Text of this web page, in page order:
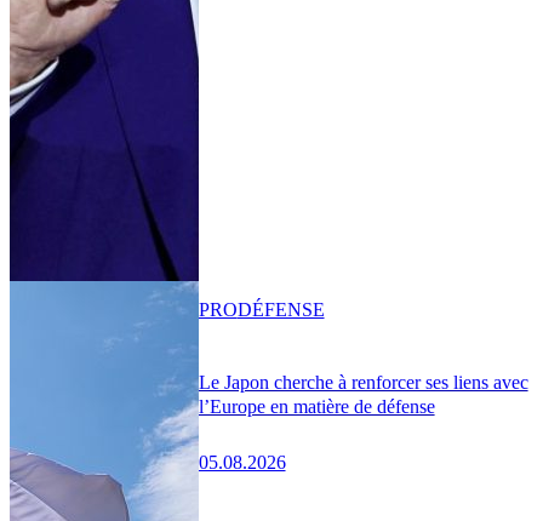
Le Japon cherche à renforcer ses liens avec
l’Europe en matière de défense
05.08.2026
PRODÉFENSE